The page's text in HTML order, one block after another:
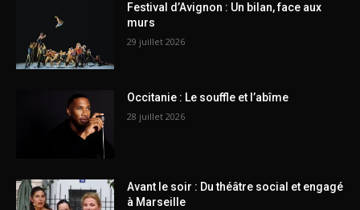
Festival d’Avignon : Un bilan, face aux
murs
29 juillet 2026
Occitanie : Le souffle et l’abîme
28 juillet 2026
Avant le soir : Du théâtre social et engagé
à Marseille